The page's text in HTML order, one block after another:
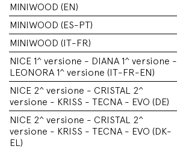
MINIWOOD (EN)
MINIWOOD (ES-PT)
MINIWOOD (IT-FR)
NICE 1^ versione - DIANA 1^ versione -
LEONORA 1^ versione (IT-FR-EN)
NICE 2^ versione - CRISTAL 2^
versione - KRISS - TECNA - EVO (DE)
NICE 2^ versione - CRISTAL 2^
versione - KRISS - TECNA - EVO (DK-
EL)